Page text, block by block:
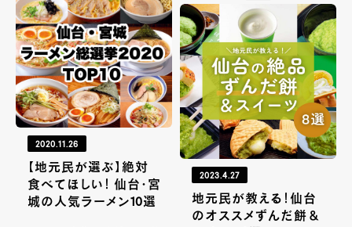
2020.11.26
【地元民が選ぶ】絶対
食べてほしい！ 仙台・宮
城の人気ラーメン10選
2023.4.27
地元民が教える！仙台
のオススメずんだ餅＆